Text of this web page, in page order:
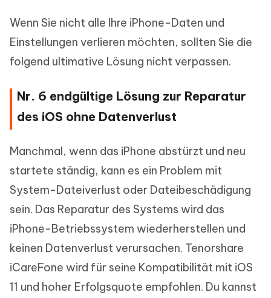
Wenn Sie nicht alle Ihre iPhone-Daten und
Einstellungen verlieren möchten, sollten Sie die
folgend ultimative Lösung nicht verpassen.
Nr. 6 endgültige Lösung zur Reparatur
des iOS ohne Datenverlust
Manchmal, wenn das iPhone abstürzt und neu
startete ständig, kann es ein Problem mit
System-Dateiverlust oder Dateibeschädigung
sein. Das Reparatur des Systems wird das
iPhone-Betriebssystem wiederherstellen und
keinen Datenverlust verursachen. Tenorshare
iCareFone wird für seine Kompatibilität mit iOS
11 und hoher Erfolgsquote empfohlen. Du kannst